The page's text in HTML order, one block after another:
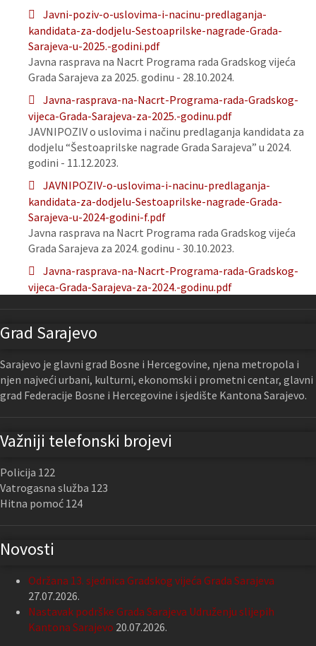
Javni-poziv-o-uslovima-i-nacinu-predlaganja-
kandidata-za-dodjelu-Sestoaprilske-nagrade-Grada-
Sarajeva-u-2025.-godini.pdf
Javna rasprava na Nacrt Programa rada Gradskog vijeća
Grada Sarajeva za 2025. godinu - 28.10.2024.
Javna-rasprava-na-Nacrt-Programa-rada-Gradskog-
vijeca-Grada-Sarajeva-za-2025.-godinu.pdf
JAVNIPOZIV o uslovima i načinu predlaganja kandidata za
dodjelu “Šestoaprilske nagrade Grada Sarajeva” u 2024.
godini - 11.12.2023.
JAVNIPOZIV-o-uslovima-i-nacinu-predlaganja-
kandidata-za-dodjelu-Sestoaprilske-nagrade-Grada-
Sarajeva-u-2024-godini-f.pdf
Javna rasprava na Nacrt Programa rada Gradskog vijeća
Grada Sarajeva za 2024. godinu - 30.10.2023.
Javna-rasprava-na-Nacrt-Programa-rada-Gradskog-
vijeca-Grada-Sarajeva-za-2024.-godinu.pdf
Grad Sarajevo
Sarajevo je glavni grad Bosne i Hercegovine, njena metropola i
njen najveći urbani, kulturni, ekonomski i prometni centar, glavni
grad Federacije Bosne i Hercegovine i sjedište Kantona Sarajevo.
Važniji telefonski brojevi
Policija 122
Vatrogasna služba 123
Hitna pomoć 124
Novosti
Održana 13. sjednica Gradskog vijeća Grada Sarajeva
27.07.2026.
Nastavak podrške Grada Sarajeva Udruženju slijepih
Kantona Sarajevo 20.07.2026.